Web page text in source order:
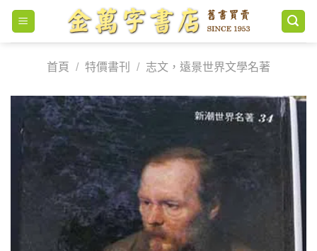
Skip
content
首頁
/ 特價書刊 / 志文，遠景世界文學名著